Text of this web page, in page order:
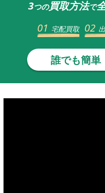
3つの買取方法で
01 宅配買取 02
誰でも簡単